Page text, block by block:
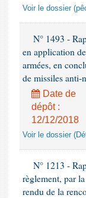
Voir le dossier
N° 1493 -
en application
armées, en
de missiles anti-
Date de
dépôt :
12/12/2018
Voir le dossier
N° 1213 -
règlement, par
rendu de la